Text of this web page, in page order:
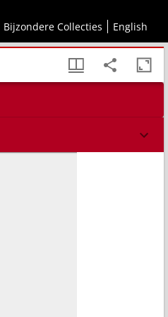
Bijzondere Collecties English